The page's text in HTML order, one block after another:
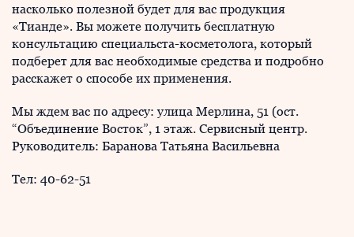
насколько полезной будет для вас продукция
«Тианде». Вы можете получить бесплатную
консультацию специальста-косметолога, который
подберет для вас необходимые средства и подробно
расскажет о способе их применения.
Мы ждем вас по адресу: улица Мерлина, 51 (ост.
“Объединение Восток”, 1 этаж. Сервисный центр.
Руководитель: Баранова Татьяна Васильевна
Тел: 40-62-51